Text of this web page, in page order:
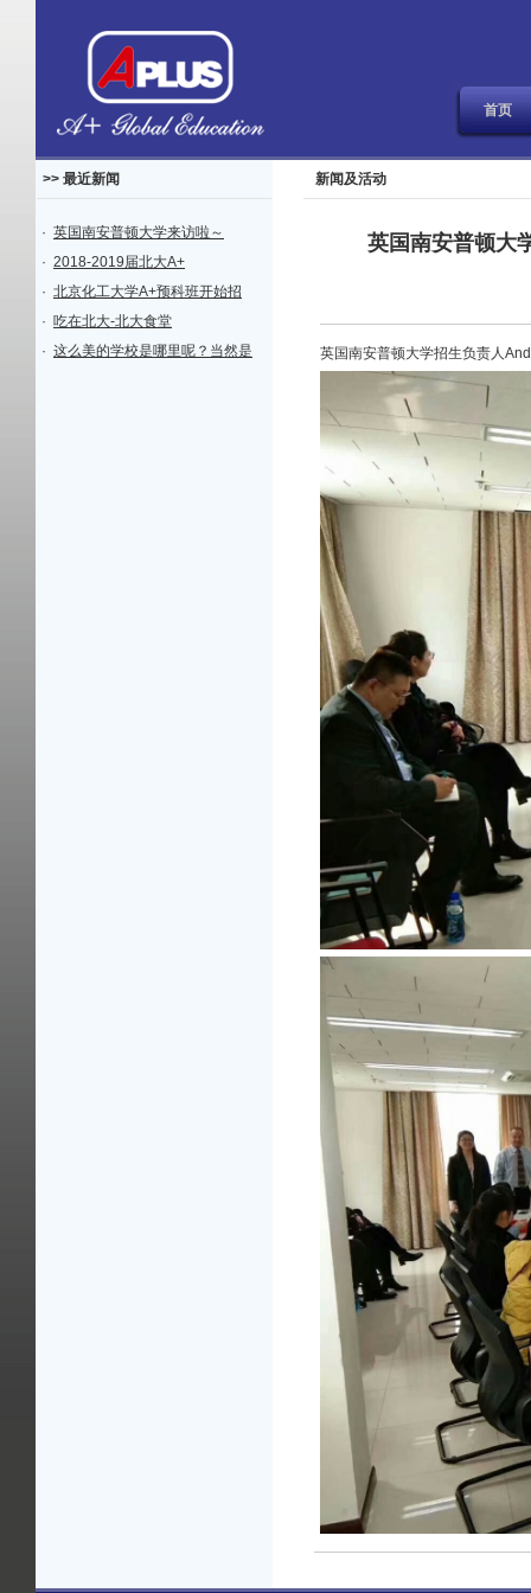
首页
>> 最近新闻
· 英国南安普顿大学来访啦～
· 2018-2019届北大A+
· 北京化工大学A+预科班开始招
· 吃在北大-北大食堂
· 这么美的学校是哪里呢？当然是
新闻及活动
英国南安普顿大
英国南安普顿大学招生负责人